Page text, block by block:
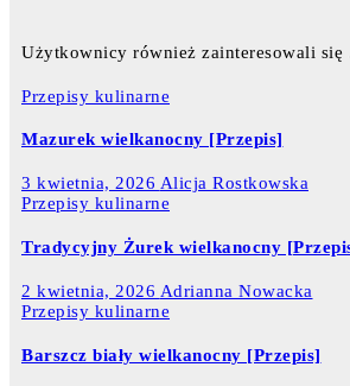
Użytkownicy również zainteresowali się
Przepisy kulinarne
Mazurek wielkanocny [Przepis]
3 kwietnia, 2026 Alicja Rostkowska
Przepisy kulinarne
Tradycyjny Żurek wielkanocny
2 kwietnia, 2026 Adrianna Nowacka
Przepisy kulinarne
Barszcz biały wielkanocny [Przepis]